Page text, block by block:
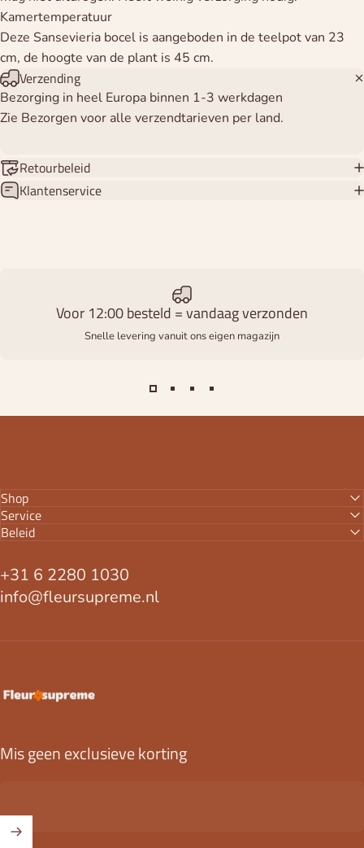
Kamertemperatuur
Deze Sansevieria bocel is aangeboden in de teelpot van 23
cm, de hoogte van de plant is 45 cm.
Verzending
Bezorging in heel Europa binnen 1-3 werkdagen
Zie Bezorgen voor alle verzendtarieven per land.
Retourbeleid
Klantenservice
Voor 12:00 besteld = vandaag verzonden
Snelle levering vanuit ons eigen magazijn
Shop
Service
Beleid
+31 6 2280 1030
info@fleursupreme.nl
FleurSupreme
Mis geen exclusieve korting